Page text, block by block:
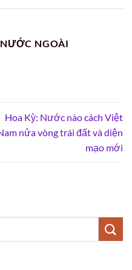
NGOÀI
Hoa Kỳ: Nước nào cách Việt
nửa vòng trái đất và diện
mạo mới